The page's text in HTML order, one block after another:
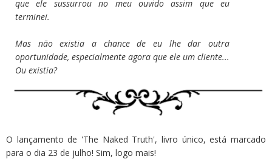
que ele sussurrou no meu ouvido assim que eu
terminei.
Mas não existia a chance de eu lhe dar outra
oportunidade, especialmente agora que ele um cliente...
Ou existia?
O lançamento de 'The Naked Truth', livro único, está marcado
para o dia 23 de julho! Sim, logo mais!